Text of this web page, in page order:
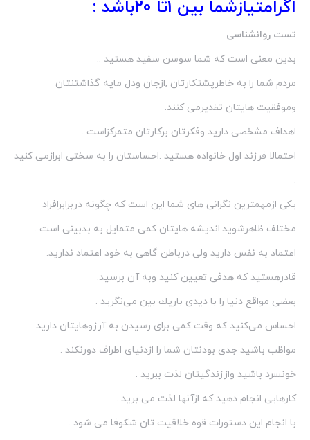
اگرامتیازشما بین 1تا 20باشد :
تست روانشناسی
بدین معنی است كه شما سوسن سفید هستید ..
مردم شما را به خاطرپشتكارتان ,ازجان ودل مایه گذاشتنتان
وموفقیت هایتان تقدیرمی كنند.
اهداف مشخصی دارید وفكرتان بركارتان متمركزاست .
احتمالا فرزند اول خانواده هستید .احساستان را به سختی ابرازمی كنید
.
یكی ازمهمترین نگرانی های شما این است كه چگونه دربرابرافراد
مختلف ظاهرشوید.اندیشه هایتان كمی متمایل به بدبینی است .
اعتماد به نفس دارید ولی درباطن گاهی به خود اعتماد ندارید.
قادرهستید كه هدفی تعیین كنید وبه آن برسید.
بعضی مواقع دنیا را با دیدی باریك بین می‌نگرید .
احساس می‌كنید كه وقت كمی برای رسیدن به آرزوهایتان دارید.
مواظب باشید جدی بودنتان شما را ازدنیای اطراف دورنكند .
خونسرد باشید واززندگیتان لذت ببرید .
كارهایی انجام دهید كه ازآنها لذت می برید .
با انجام این دستورات قوه خلاقیت تان شكوفا می شود .